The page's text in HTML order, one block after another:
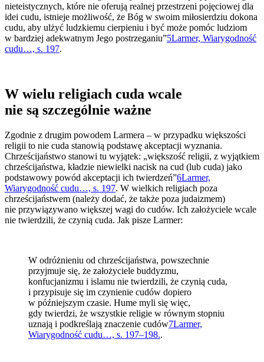
nieteistycznych, które nie oferują realnej przestrzeni pojęciowej dla
idei cudu, istnieje możliwość, że Bóg w swoim miłosierdziu dokona
cudu, aby ulżyć ludzkiemu cierpieniu i być może pomóc ludziom
w bardziej adekwatnym Jego postrzeganiu”5Larmer, Wiarygodność
cudu…, s. 197.
W wielu religiach cuda wcale
nie są szczególnie ważne
Zgodnie z drugim powodem Larmera – w przypadku większości
religii to nie cuda stanowią podstawę akceptacji wyznania.
Chrześcijaństwo stanowi tu wyjątek: „większość religii, z wyjątkiem
chrześcijaństwa, kładzie niewielki nacisk na cud (lub cuda) jako
podstawowy powód akceptacji ich twierdzeń”6Larmer,
Wiarygodność cudu…, s. 197. W wielkich religiach poza
chrześcijaństwem (należy dodać, że także poza judaizmem)
nie przywiązywano większej wagi do cudów. Ich założyciele wcale
nie twierdzili, że czynią cuda. Jak pisze Larmer:
W odróżnieniu od chrześcijaństwa, powszechnie
przyjmuje się, że założyciele buddyzmu,
konfucjanizmu i islamu nie twierdzili, że czynią cuda,
i przypisuje się im czynienie cudów dopiero
w późniejszym czasie. Hume myli się więc,
gdy twierdzi, że wszystkie religie w równym stopniu
uznają i podkreślają znaczenie cudów7Larmer,
Wiarygodność cudu…, s. 197–198..